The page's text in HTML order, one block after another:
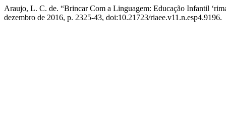
Araujo, L. C. de. “Brincar Com a Linguagem: Educação Infantil
dezembro de 2016, p. 2325-43, doi:10.21723/riaee.v11.n.esp4.9196.